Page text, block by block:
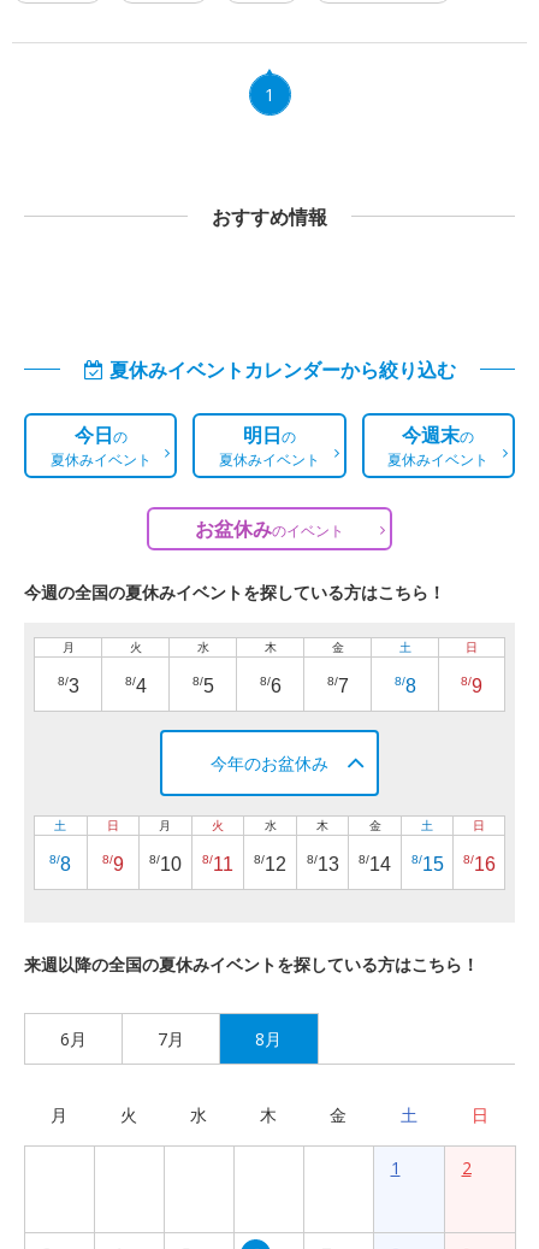
1
おすすめ情報
夏休みイベントカレンダーから絞り込む
今日の
夏休みイベント
明日の
夏休みイベント
今週末の
夏休みイベント
お盆休みのイベント
今週の全国の夏休みイベントを探している方はこちら！
月
8/3
火
8/4
水
8/5
木
8/6
金
8/7
土
8/8
日
8/9
今年のお盆休み
土
8/8
日
8/9
月
8/10
火
8/11
水
8/12
木
8/13
金
8/14
土
8/15
日
8/16
来週以降の全国の夏休みイベントを探している方はこちら！
6月 7月 8月
月 火 水 木 金 土 日
1 2